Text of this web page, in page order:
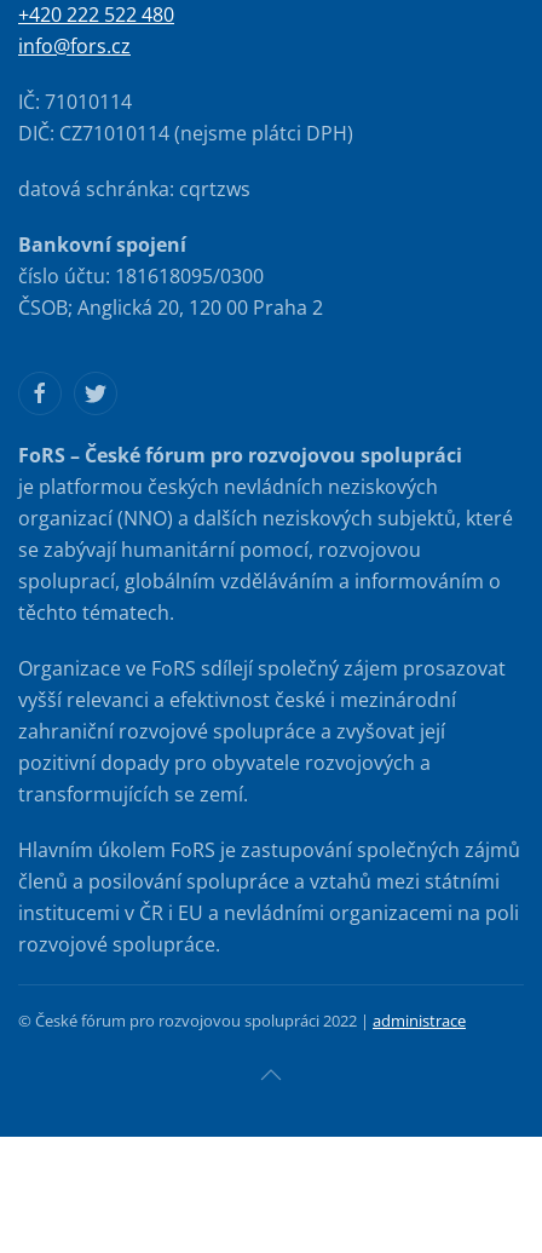
+420 222 522 480
info@fors.cz
IČ: 71010114
DIČ: CZ71010114 (nejsme plátci DPH)
datová schránka: cqrtzws
Bankovní spojení
číslo účtu: 181618095/0300
ČSOB; Anglická 20, 120 00 Praha 2
FoRS – České fórum pro rozvojovou spolupráci
je platformou českých nevládních neziskových
organizací (NNO) a dalších neziskových subjektů, které
se zabývají humanitární pomocí, rozvojovou
spoluprací, globálním vzděláváním a informováním o
těchto tématech.
Organizace ve FoRS sdílejí společný zájem prosazovat
vyšší relevanci a efektivnost české i mezinárodní
zahraniční rozvojové spolupráce a zvyšovat její
pozitivní dopady pro obyvatele rozvojových a
transformujících se zemí.
Hlavním úkolem FoRS je zastupování společných zájmů
členů a posilování spolupráce a vztahů mezi státními
institucemi v ČR i EU a nevládními organizacemi na poli
rozvojové spolupráce.
© České fórum pro rozvojovou spolupráci 2022 | administrace